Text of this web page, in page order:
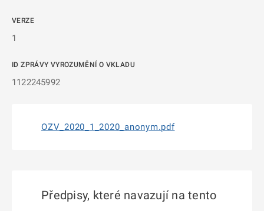
VERZE
1
ID ZPRÁVY VYROZUMĚNÍ O VKLADU
1122245992
OZV_2020_1_2020_anonym.pdf
Předpisy, které navazují na tento